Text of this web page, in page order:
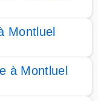
Montluel
à Montluel